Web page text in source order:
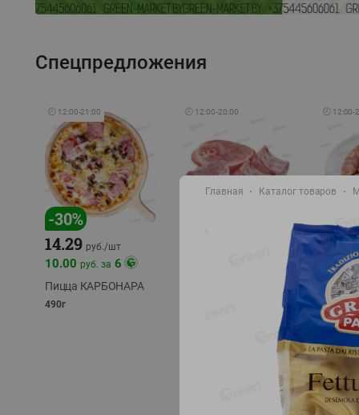
Спецпредложения
🕘 12:00-21:00
-30%
14.29 руб./шт
10.00 руб. за 6
Пицца КАРБОНАРА
490г
🕘 12:00-20:00 🕘 12:00-
9.99
11.99
охлажд
Главная Каталог товаров